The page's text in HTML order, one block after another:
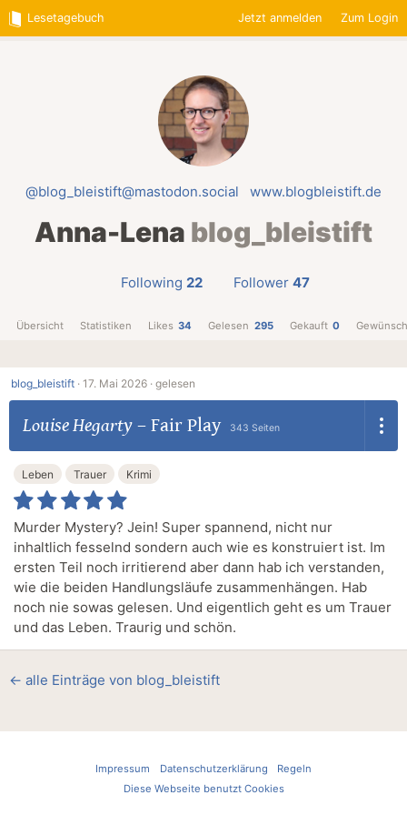
Lesetagebuch Jetzt anmelden Zum Login
@blog_bleistift@mastodon.social www.blogbleistift.de
Anna-Lena blog_bleistift
Following 22 Follower 47
Übersicht Statistiken Likes 34 Gelesen 295 Gekauft 0
blog_bleistift · 17. Mai 2026 · gelesen
Louise Hegarty– Fair Play 343 Seiten
Leben Trauer Krimi
Murder Mystery? Jein! Super spannend, nicht nur
inhaltlich fesselnd sondern auch wie es konstruiert ist. Im
ersten Teil noch irritierend aber dann hab ich verstanden,
wie die beiden Handlungsläufe zusammenhängen. Hab
noch nie sowas gelesen. Und eigentlich geht es um Trauer
und das Leben. Traurig und schön.
← alle Einträge von blog_bleistift
Impressum Datenschutzerklärung
Regeln
Diese Webseite benutzt Cookies